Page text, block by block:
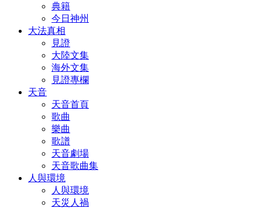
典籍
今日神州
大法真相
見證
大陸文集
海外文集
見證專欄
天音
天音首頁
歌曲
樂曲
歌譜
天音劇場
天音歌曲集
人與環境
人與環境
天災人禍